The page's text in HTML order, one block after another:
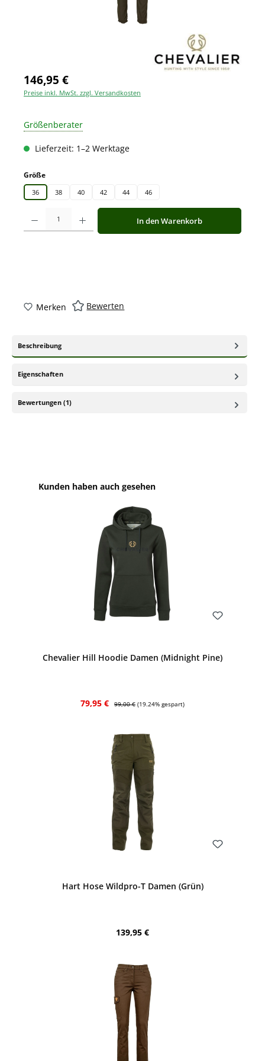
146,95 €
Preise inkl. MwSt. zzgl. Versandkosten
Größenberater
Lieferzeit: 1–2 Werktage
Größeauswählen
36 38 40 42 44 46
Produkt Anzahl: Gib den gewünschten Wert ein oder benutze die
In den Warenkorb
Merken Bewerten
Beschreibung
Eigenschaften
Bewertungen (1)
Produktgalerie überspringen
Kunden haben auch gesehen
Chevalier Hill Hoodie Damen (Midnight Pine)
Verkaufspreis:
79,95 € Regulärer Preis:
99,00 € (19.24% gespart)
Hart Hose Wildpro-T Damen (Grün)
Regulärer Preis:
139,95 €